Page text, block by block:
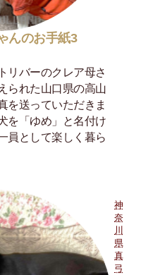
んのお手紙3
リバーのクレア母さ
られた山口県の高山
を送っていただきま
を「ゆめ」と名付け
員として楽しく暮ら
神
奈
川
県
真
弓